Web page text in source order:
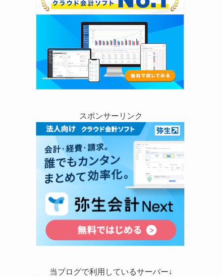
スポンサーリンク
当ブログで利用しているサーバー↓